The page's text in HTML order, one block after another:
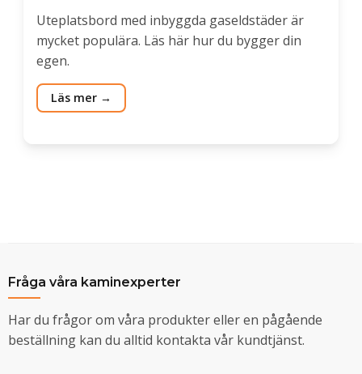
Uteplatsbord med inbyggda gaseldstäder är
mycket populära. Läs här hur du bygger din
egen.
Läs mer
Fråga våra kaminexperter
Har du frågor om våra produkter eller en pågående
beställning kan du alltid kontakta vår kundtjänst.